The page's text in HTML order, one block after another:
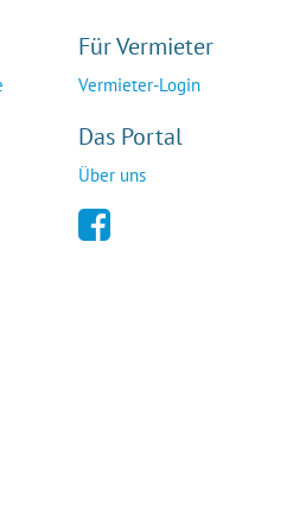
Für Vermieter
Vermieter-Login
Das Portal
Über uns